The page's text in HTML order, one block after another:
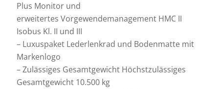
Plus Monitor und
erweitertes Vorgewendemanagement HMC II
Isobus Kl. II und III
– Luxuspaket Lederlenkrad und Bodenmatte mit
Markenlogo
– Zulässiges Gesamtgewicht Höchstzulässiges
Gesamtgewicht 10.500 kg